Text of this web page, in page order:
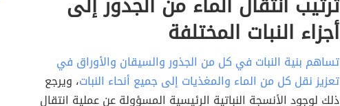
٧ الخلاصة
٨ المراجع
ترتيب انتقال الماء من الجذور إلى